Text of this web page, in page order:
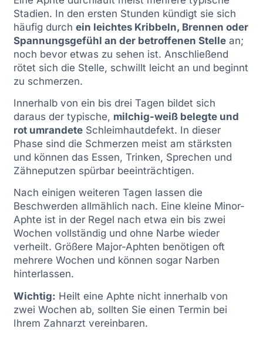
Stadien. In den ersten Stunden kündigt sie sich
häufig durch ein leichtes Kribbeln, Brennen oder
Spannungsgefühl an der betroffenen Stellean;
noch bevor etwas zu sehen ist. Anschließend
rötet sich die Stelle, schwillt leicht an und beginnt
zu schmerzen.
Innerhalb von ein bis drei Tagen bildet sich
daraus der typische, milchig-weiß belegte und
rot umrandeteSchleimhautdefekt. In dieser
Phase sind die Schmerzen meist am stärksten
und können das Essen, Trinken, Sprechen und
Zähneputzen spürbar beeinträchtigen.
Nach einigen weiteren Tagen lassen die
Beschwerden allmählich nach. Eine kleine Minor-
Aphte ist in der Regel nach etwa ein bis zwei
Wochen vollständig und ohne Narbe wieder
verheilt. Größere Major-Aphten benötigen oft
mehrere Wochen und können sogar Narben
hinterlassen.
Wichtig: Heilt eine Aphte nicht innerhalb von
zwei Wochen ab, sollten Sie einen Termin bei
Ihrem Zahnarzt vereinbaren.